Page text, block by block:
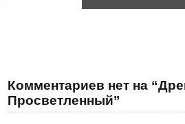
Комментариев нет на
Просветленный”